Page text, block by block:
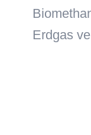
Erdgas